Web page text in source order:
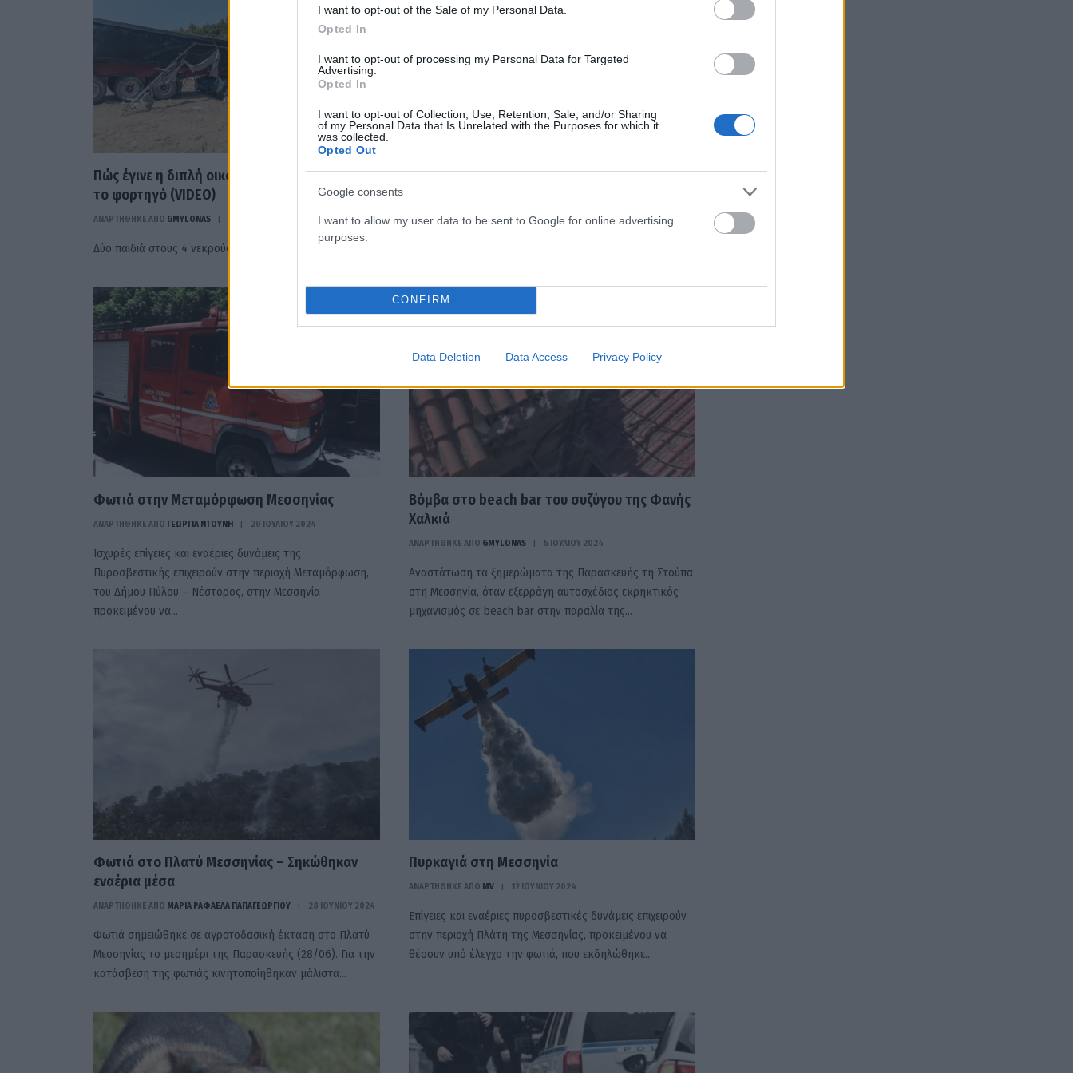
I want to opt-out of the Sale of my Personal Data.
Opted In
I want to opt-out of processing my Personal Data for Targeted
Advertising.
Opted In
I want to opt-out of Collection, Use, Retention, Sale, and/or Sharing
of my Personal Data that Is Unrelated with the Purposes for which it
was collected.
Opted Out
Google consents
I want to allow my user data to be sent to Google for online advertising
purposes.
CONFIRM
Data Deletion Data Access Privacy Policy
Πώς έγινε η διπλή οικογενειακή τραγωδία με
το φορτηγό (VIDEO)
ΑΝΑΡΤΗΘΗΚΕ ΑΠΟ GMYLONAS
Δύο παιδιά στους 4 νεκρούς του δυστυχήματος
4 νεκροί και 4 τραυματίες από την μοιραία
ΑΝΑΡΤΗΘΗΚΕ ΑΠΟGMYLONAS 26 ΙΟΥΛΊΟΥ 2024
Φωτιά στην Μεταμόρφωση Μεσσηνίας
ΑΝΑΡΤΗΘΗΚΕ ΑΠΟ ΓΕΩΡΓΊΑ ΝΤΟΎΝΗ 20 ΙΟΥΛΊΟΥ 2024
Ισχυρές επίγειες και εναέριες δυνάμεις της
Πυροσβεστικής επιχειρούν στην περιοχή Μεταμόρφωση,
του Δήμου Πύλου – Νέστορος, στην Μεσσηνία
προκειμένου να…
Βόμβα στο beach bar του συζύγου της Φανής
Χαλκιά
ΑΝΑΡΤΗΘΗΚΕ ΑΠΟ GMYLONAS 5 ΙΟΥΛΊΟΥ 2024
Αναστάτωση τα ξημερώματα της Παρασκευής τη Στούπα
στη Μεσσηνία, όταν εξερράγη αυτοσχέδιος εκρηκτικός
μηχανισμός σε beach bar στην παραλία της…
Φωτιά στο Πλατύ Μεσσηνίας – Σηκώθηκαν
εναέρια μέσα
ΑΝΑΡΤΗΘΗΚΕ ΑΠΟ ΜΑΡΊΑ ΡΑΦΑΈΛΑ ΠΑΠΑΓΕΩΡΓΊΟΥ 28 ΙΟΥΝΊΟΥ 2024
Φωτιά σημειώθηκε σε αγροτοδασική έκταση στο Πλατύ
Μεσσηνίας το μεσημέρι της Παρασκευής (28/06). Για την
κατάσβεση της φωτιάς κινητοποίηθηκαν μάλιστα…
Πυρκαγιά στη Μεσσηνία
ΑΝΑΡΤΗΘΗΚΕ ΑΠΟ MV 12 ΙΟΥΝΊΟΥ 2024
Επίγειες και εναέριες πυροσβεστικές δυνάμεις επιχειρούν
στην περιοχή Πλάτη της Μεσσηνίας, προκειμένου να
θέσουν υπό έλεγχο την φωτιά, που εκδηλώθηκε…